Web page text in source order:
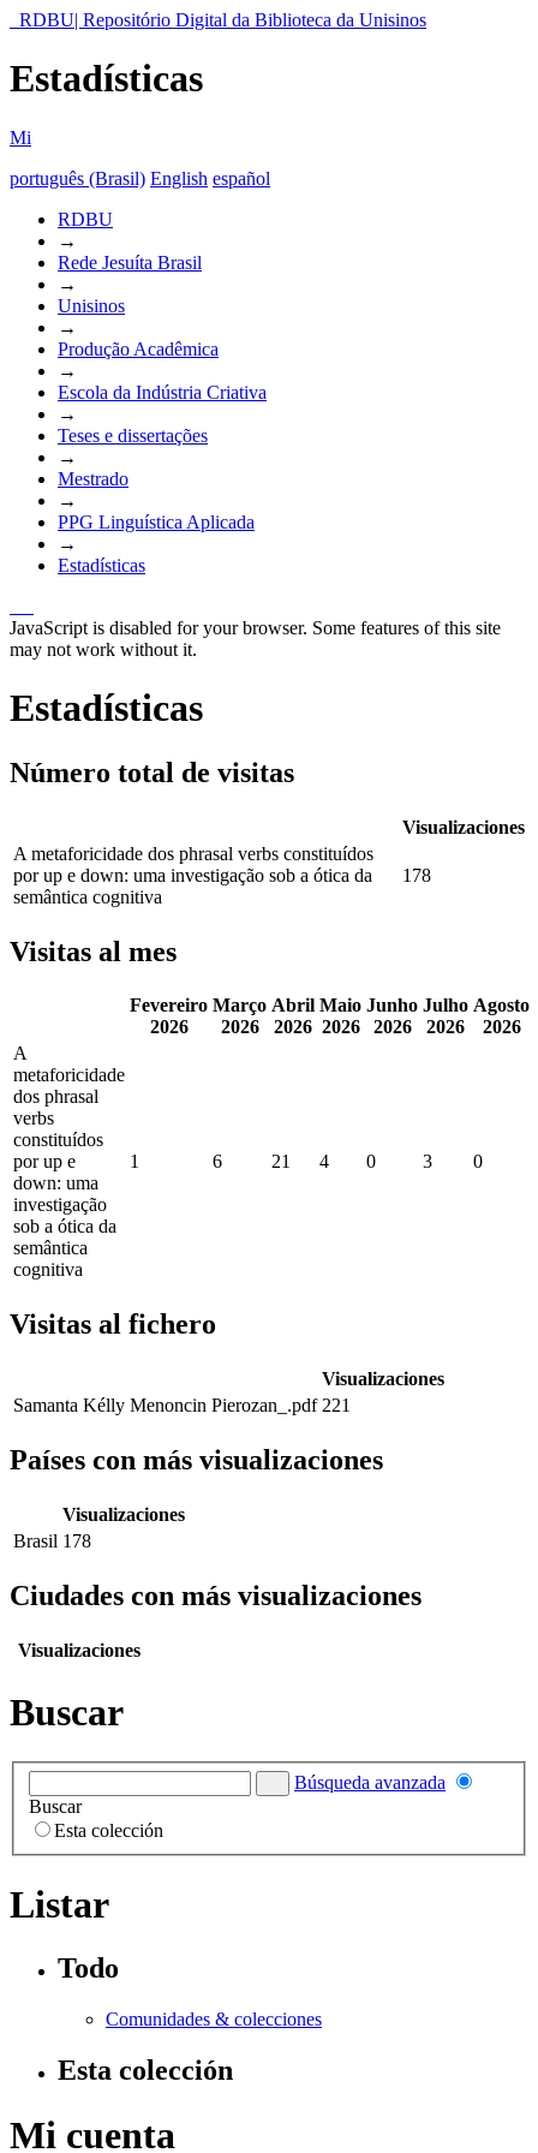
RDBU| Repositório Digital da Biblioteca da Unisinos
Estadísticas
Mi
português (Brasil) English español
RDBU
→
Rede Jesuíta Brasil
→
Unisinos
→
Produção Acadêmica
→
Escola da Indústria Criativa
→
Teses e dissertações
→
Mestrado
→
PPG Linguística Aplicada
→
Estadísticas
JavaScript is disabled for your browser. Some features of this site
may not work without it.
Estadísticas
Número total de visitas
Visualizaciones
A metaforicidade dos phrasal verbs constituídos
por up e down: uma investigação sob a ótica da
semântica cognitiva
178
Visitas al mes
Fevereiro
2026
Março
2026
Abril
2026
Maio
2026
Junho
2026
Julho
2026
Agosto
2026
A
metaforicidade
dos phrasal
verbs
constituídos
por up e
down: uma
investigação
sob a ótica da
semântica
cognitiva
1 6 21 4 0 3 0
Visitas al fichero
Visualizaciones
Samanta Kélly Menoncin Pierozan_.pdf 221
Países con más visualizaciones
Visualizaciones
Brasil 178
Ciudades con más visualizaciones
Visualizaciones
Buscar
Búsqueda avanzada
Buscar
Esta colección
Listar
Todo
Comunidades & colecciones
Esta colección
Mi cuenta